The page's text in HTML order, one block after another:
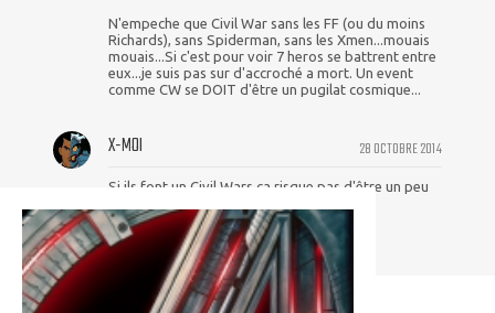
N'empeche que Civil War sans les FF (ou du moins
Richards), sans Spiderman, sans les Xmen...mouais
mouais...Si c'est pour voir 7 heros se battrent entre
eux...je suis pas sur d'accroché a mort. Un event
comme CW se DOIT d'être un pugilat cosmique...
28 OCTOBRE 2014
X-MOI
Si ils font un Civil Wars ça risque pas d'être un peu